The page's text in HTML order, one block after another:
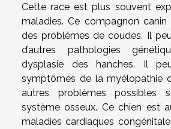
Cette race est plus souvent
maladies. Ce compagnon
des problèmes de coudes. Il
d’autres pathologies
dysplasie des hanches. Il
symptômes de la myélopathie
autres problèmes possibles
système osseux. Ce chien est
maladies cardiaques